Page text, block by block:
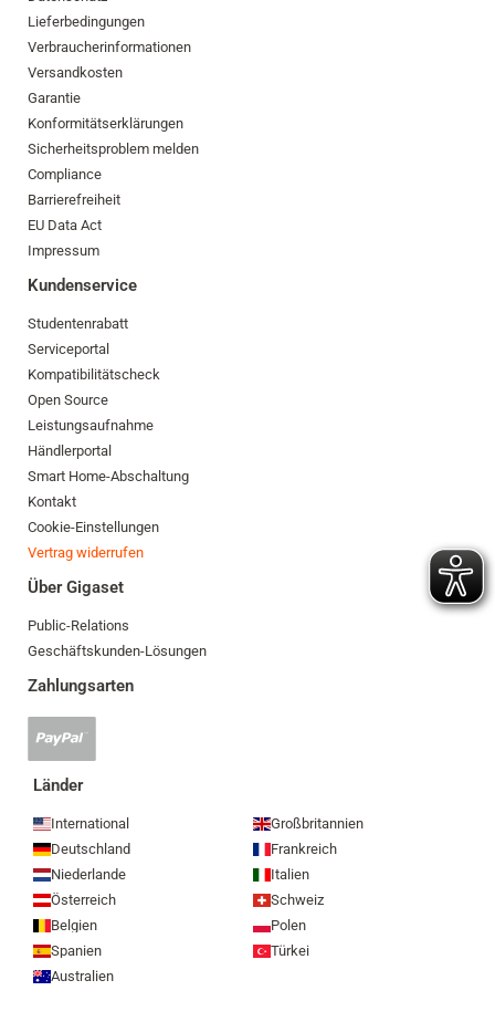
Lieferbedingungen
Verbraucherinformationen
Versandkosten
Garantie
Konformitätserklärungen
Sicherheitsproblem melden
Compliance
Barrierefreiheit
EU Data Act
Impressum
Kundenservice
Studentenrabatt
Serviceportal
Kompatibilitätscheck
Open Source
Leistungsaufnahme
Händlerportal
Smart Home-Abschaltung
Kontakt
Cookie-Einstellungen
Vertrag widerrufen
Über Gigaset
Public-Relations
Geschäftskunden-Lösungen
Zahlungsarten
Zahlung
Länder
International
Großbritannien
Deutschland
Frankreich
Niederlande
Italien
Österreich
Schweiz
Belgien
Polen
Spanien
Türkei
Australien